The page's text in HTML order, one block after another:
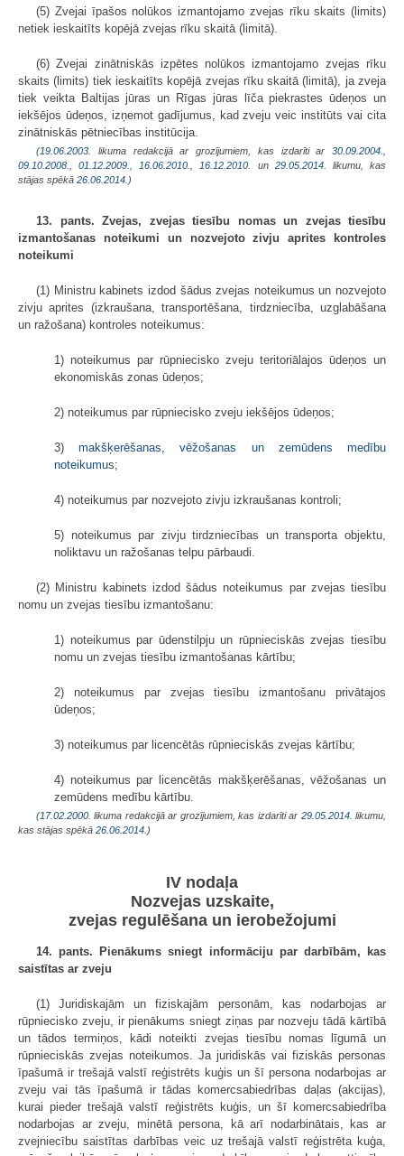
(5) Zvejai īpašos nolūkos izmantojamo zvejas rīku skaits (limits)
netiek ieskaitīts kopējā zvejas rīku skaitā (limitā).
(6) Zvejai zinātniskās izpētes nolūkos izmantojamo zvejas rīku
skaits (limits) tiek ieskaitīts kopējā zvejas rīku skaitā (limitā), ja zveja
tiek veikta Baltijas jūras un Rīgas jūras līča piekrastes ūdeņos un
iekšējos ūdeņos, izņemot gadījumus, kad zveju veic institūts vai cita
zinātniskās pētniecības institūcija.
(19.06.2003 . likuma redakcijā ar grozījumiem, kas izdarīti ar 30.09.2004.
09.10.2008.
,01.12.2009. 16.06.2010. 16.12.2010. un 29.05.2014. likumu, kas
stājas spēkā 26.06.2014. )
13. pants. Zvejas, zvejas tiesību nomas un zvejas tiesību
izmantošanas noteikumi un nozvejoto zivju aprites kontroles
noteikumi
(1) Ministru kabinets izdod šādus zvejas noteikumus un nozvejoto
zivju aprites (izkraušana, transportēšana, tirdzniecība, uzglabāšana
un ražošana) kontroles noteikumus:
1) noteikumus par rūpniecisko zveju teritoriālajos ūdeņos un
ekonomiskās zonas ūdeņos;
2) noteikumus par rūpniecisko zveju iekšējos ūdeņos;
3)makšķerēšanas, vēžošanas un zemūdens medību
noteikumus;
4) noteikumus par nozvejoto zivju izkraušanas kontroli;
5) noteikumus par zivju tirdzniecības un transporta objektu,
noliktavu un ražošanas telpu pārbaudi.
(2) Ministru kabinets izdod šādus noteikumus par zvejas tiesību
nomu un zvejas tiesību izmantošanu:
1) noteikumus par ūdenstilpju un rūpnieciskās zvejas tiesību
nomu un zvejas tiesību izmantošanas kārtību;
2) noteikumus par zvejas tiesību izmantošanu privātajos
ūdeņos;
3) noteikumus par licencētās rūpnieciskās zvejas kārtību;
4) noteikumus par licencētās makšķerēšanas, vēžošanas un
zemūdens medību kārtību.
(17.02.2000 . likuma redakcijā ar grozījumiem, kas izdarīti ar 29.05.2014. likumu,
kas stājas spēkā 26.06.2014. )
IV nodaļa
Nozvejas uzskaite,
zvejas regulēšana un ierobežojumi
14. pants. Pienākums sniegt informāciju par darbībām, kas
saistītas ar zveju
(1) Juridiskajām un fiziskajām personām, kas nodarbojas ar
rūpniecisko zveju, ir pienākums sniegt ziņas par nozveju tādā kārtībā
un tādos termiņos, kādi noteikti zvejas tiesību nomas līgumā un
rūpnieciskās zvejas noteikumos. Ja juridiskās vai fiziskās personas
īpašumā ir trešajā valstī reģistrēts kuģis un šī persona nodarbojas ar
zveju vai tās īpašumā ir tādas komercsabiedrības daļas (akcijas),
kurai pieder trešajā valstī reģistrēts kuģis, un šī komercsabiedrība
nodarbojas ar zveju, minētā persona, kā arī nodarbinātais, kas ar
zvejniecību saistītas darbības veic uz trešajā valstī reģistrēta kuģa,